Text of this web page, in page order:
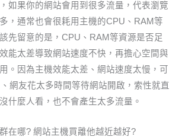
如果你的網站會用到很多流量，代表瀏覽
，通常也會很耗用主機的CPU、RAM等
先留意的是，CPU、RAM等資源是否足
能太差導致網站速度不快，再擔心空間與
。因為主機效能太差、網站速度太慢，可
網友花太多時間等待網站開啟，索性就直
什麼人看，也不會產生太多流量。
在哪? 網站主機買離他越近越好?